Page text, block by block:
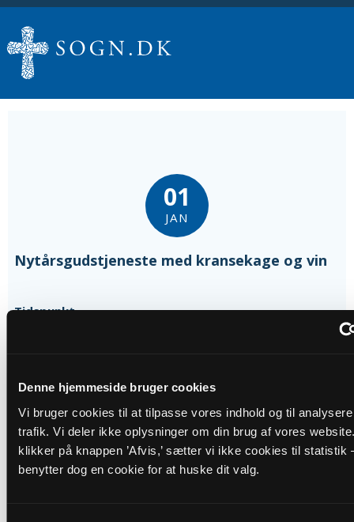
Denne hjemmeside bruger cookies
Vi bruger cookies til at tilpasse vores indhold og til
trafik. Vi deler ikke oplysninger om din brug af vores
klikker på knappen ’Afvis,’ sætter vi ikke cookies til statistik
benytter dog en cookie for at huske dit valg.
01
JAN
Nytårsgudstjeneste med kransekage og vin
Tidspunkt
Adresse
Orø Kirke,Bygaden 52, Orø,4305 Orø